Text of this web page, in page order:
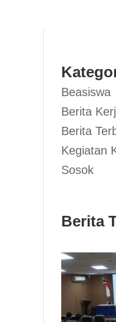
Beasiswa
Berita
Berita
Kegiatan
Sosok
Berita